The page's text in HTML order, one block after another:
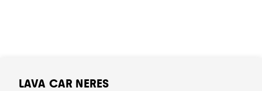
LAVA CAR NERES